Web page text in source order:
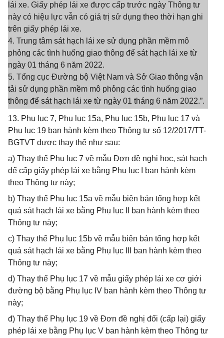
lái xe. Giấy phép lái xe được cấp trước ngày Thông tư
này có hiệu lực vẫn có giá trị sử dụng theo thời hạn ghi
trên giấy phép lái xe.
4. Trung tâm sát hạch lái xe sử dụng phần mềm mô
phỏng các tình huống giao thông để sát hạch lái xe từ
ngày 01 tháng 6 năm 2022.
5. Tổng cục Đường bộ Việt Nam và Sở Giao thông vận
tải sử dụng phần mềm mô phỏng các tình huống giao
thông để sát hạch lái xe từ ngày 01 tháng 6 năm 2022.”.
13. Phụ lục 7, Phụ lục 15a, Phụ lục 15b, Phụ lục 17 và
Phụ lục 19 ban hành kèm theo Thông tư số 12/2017/TT-
BGTVT được thay thế như sau:
a) Thay thế Phụ lục 7 về mẫu Đơn đề nghị học, sát hạch
để cấp giấy phép lái xe bằng Phụ lục I ban hành kèm
theo Thông tư này;
b) Thay thế Phụ lục 15a về mẫu biên bản tổng hợp kết
quả sát hạch lái xe bằng Phụ lục II ban hành kèm theo
Thông tư này;
c) Thay thế Phụ lục 15b về mẫu biên bản tổng hợp kết
quả sát hạch lái xe bằng Phụ lục III ban hành kèm theo
Thông tư này;
d) Thay thế Phụ lục 17 về mẫu giấy phép lái xe cơ giới
đường bộ bằng Phụ lục IV ban hành kèm theo Thông tư
này;
đ) Thay thế Phụ lục 19 về Đơn đề nghị đổi (cấp lại) giấy
phép lái xe bằng Phụ lục V ban hành kèm theo Thông tư